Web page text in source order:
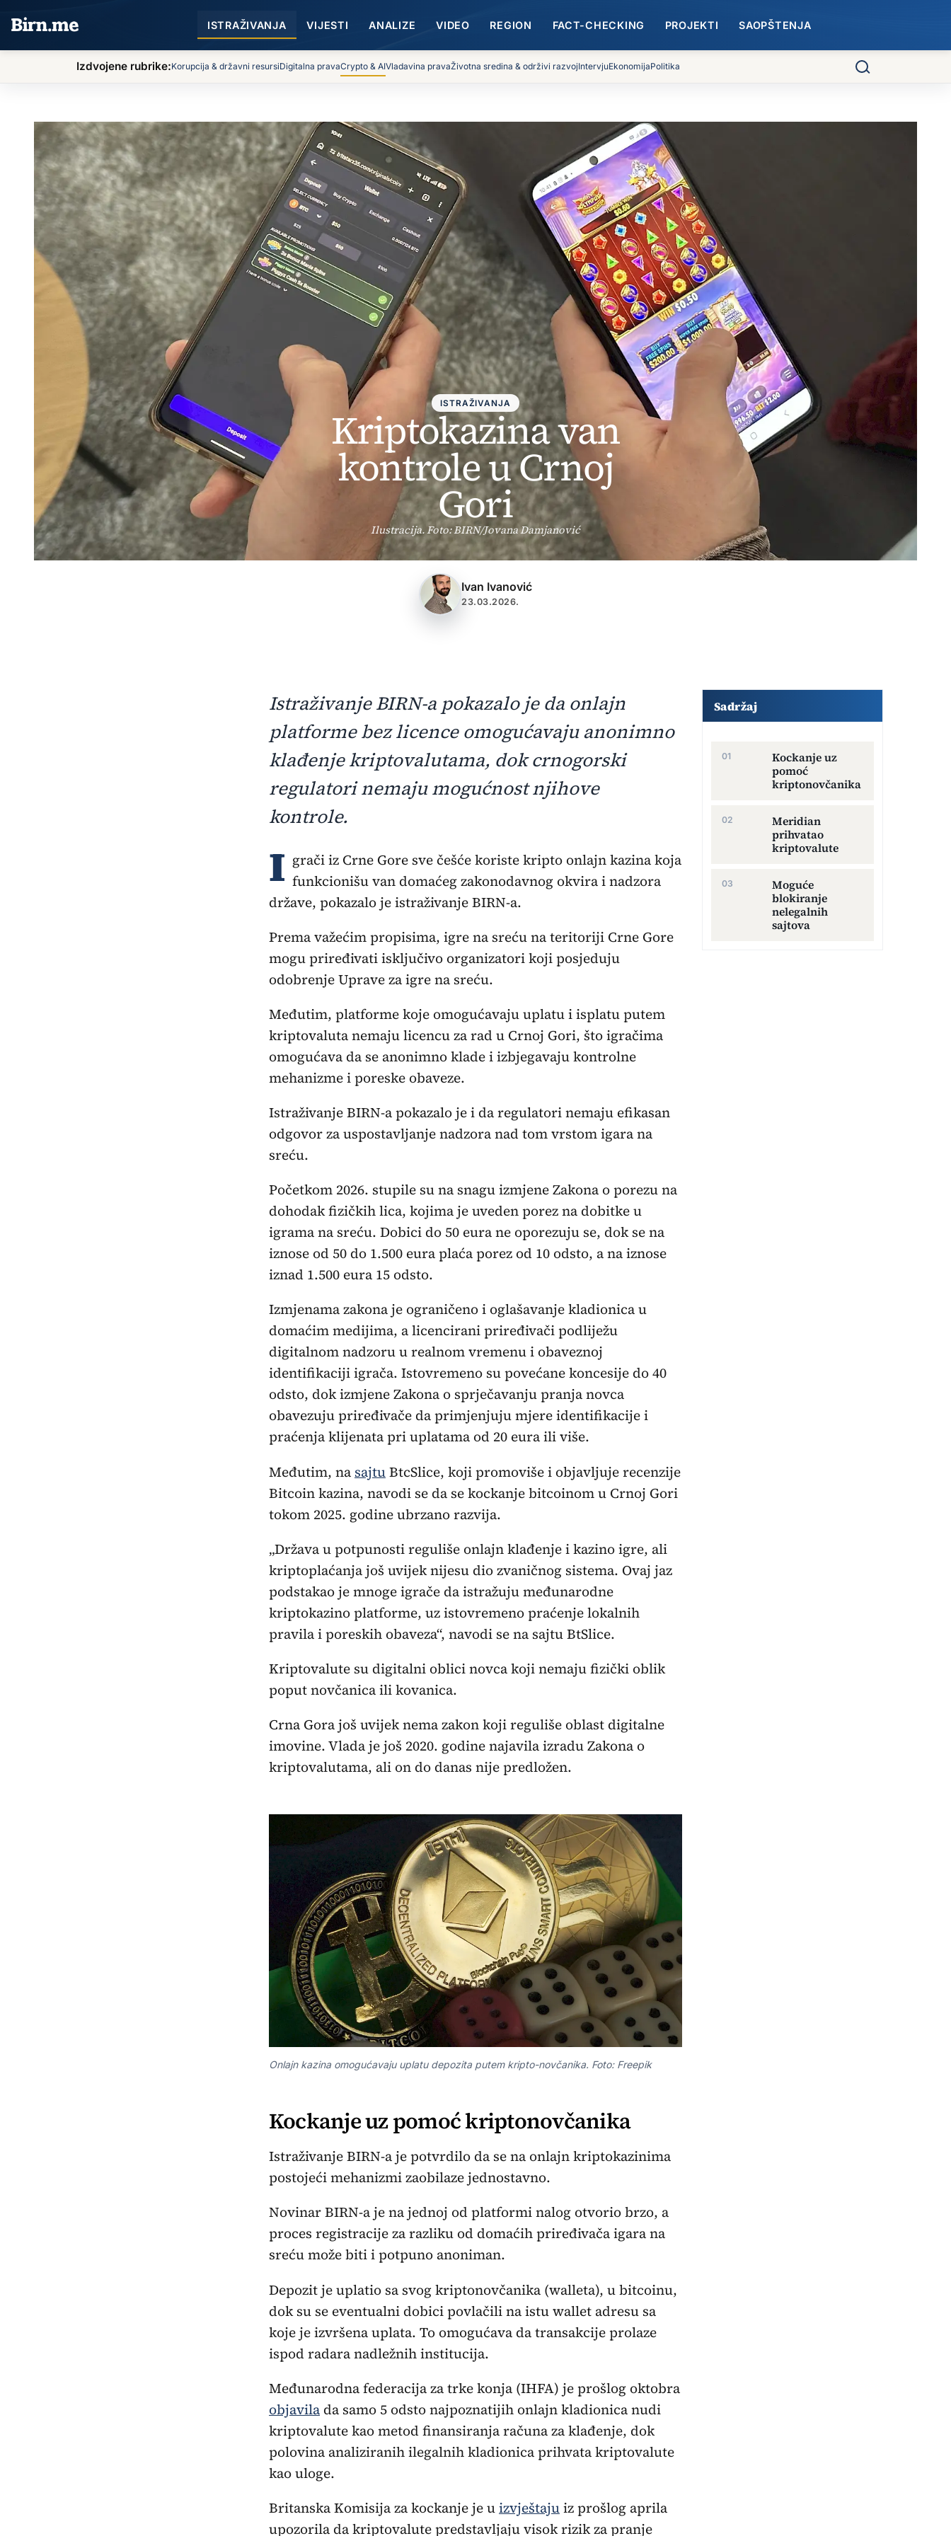
ISTRAŽIVANJA VIJESTI ANALIZE VIDEO REGION FACT-CHECKING PROJEKTI SAOPŠTENJA
Izdvojene rubrike:Korupcija & državni resursiDigitalna pravaCrypto & AIVladavina pravaŽivotna sredina & održivi razvojIntervjuEkonomijaPolitika
Pretraga
Istraživanja
Kriptokazina van kontrole u Crnoj Gori
ISTRAŽIVANJA
Kriptokazina van
kontrole u Crnoj
Gori
Ilustracija. Foto: BIRN/Jovana Damjanović
Ivan Ivanović
23.03.2026.
Istraživanje BIRN-a pokazalo je da onlajn
platforme bez licence omogućavaju anonimno
klađenje kriptovalutama, dok crnogorski
regulatori nemaju mogućnost njihove
kontrole.
I grači iz Crne Gore sve češće koriste kripto onlajn kazina koja
funkcionišu van domaćeg zakonodavnog okvira i nadzora
države, pokazalo je istraživanje BIRN-a.
Prema važećim propisima, igre na sreću na teritoriji Crne Gore
mogu priređivati isključivo organizatori koji posjeduju
odobrenje Uprave za igre na sreću.
Međutim, platforme koje omogućavaju uplatu i isplatu putem
kriptovaluta nemaju licencu za rad u Crnoj Gori, što igračima
omogućava da se anonimno klade i izbjegavaju kontrolne
mehanizme i poreske obaveze.
Istraživanje BIRN-a pokazalo je i da regulatori nemaju efikasan
odgovor za uspostavljanje nadzora nad tom vrstom igara na
sreću.
Početkom 2026. stupile su na snagu izmjene Zakona o porezu na
dohodak fizičkih lica, kojima je uveden porez na dobitke u
igrama na sreću. Dobici do 50 eura ne oporezuju se, dok se na
iznose od 50 do 1.500 eura plaća porez od 10 odsto, a na iznose
iznad 1.500 eura 15 odsto.
Izmjenama zakona je ograničeno i oglašavanje kladionica u
domaćim medijima, a licencirani priređivači podliježu
digitalnom nadzoru u realnom vremenu i obaveznoj
identifikaciji igrača. Istovremeno su povećane koncesije do 40
odsto, dok izmjene Zakona o sprječavanju pranja novca
obavezuju priređivače da primjenjuju mjere identifikacije i
praćenja klijenata pri uplatama od 20 eura ili više.
Međutim, na sajtuBtcSlice, koji promoviše i objavljuje recenzije
Bitcoin kazina, navodi se da se kockanje bitcoinom u Crnoj Gori
tokom 2025. godine ubrzano razvija.
„Država u potpunosti reguliše onlajn klađenje i kazino igre, ali
kriptoplaćanja još uvijek nijesu dio zvaničnog sistema. Ovaj jaz
podstakao je mnoge igrače da istražuju međunarodne
kriptokazino platforme, uz istovremeno praćenje lokalnih
pravila i poreskih obaveza“, navodi se na sajtu BtSlice.
Kriptovalute su digitalni oblici novca koji nemaju fizički oblik
poput novčanica ili kovanica.
Crna Gora još uvijek nema zakon koji reguliše oblast digitalne
imovine. Vlada je još 2020. godine najavila izradu Zakona o
kriptovalutama, ali on do danas nije predložen.
Onlajn kazina omogućavaju uplatu depozita putem kripto-novčanika. Foto: Freepik
Kockanje uz pomoć kriptonovčanika
Istraživanje BIRN-a je potvrdilo da se na onlajn kriptokazinima
postojeći mehanizmi zaobilaze jednostavno.
Novinar BIRN-a je na jednoj od platformi nalog otvorio brzo, a
proces registracije za razliku od domaćih priređivača igara na
sreću može biti i potpuno anoniman.
Depozit je uplatio sa svog kriptonovčanika (walleta), u bitcoinu,
dok su se eventualni dobici povlačili na istu wallet adresu sa
koje je izvršena uplata. To omogućava da transakcije prolaze
ispod radara nadležnih institucija.
Međunarodna federacija za trke konja (IHFA) je prošlog oktobra
objavila da samo 5 odsto najpoznatijih onlajn kladionica nudi
kriptovalute kao metod finansiranja računa za klađenje, dok
polovina analiziranih ilegalnih kladionica prihvata kriptovalute
kao uloge.
Britanska Komisija za kockanje je uizvještajuiz prošlog aprila
upozorila da kriptovalute predstavljaju visok rizik za pranje
Sadržaj
Kockanje uz
pomoć
kriptonovčanika
Meridian
prihvatao
kriptovalute
Moguće
blokiranje
nelegalnih
sajtova